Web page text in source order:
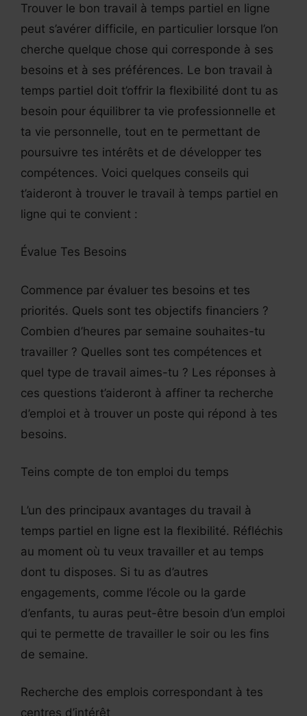
Trouver le bon travail à temps partiel en ligne
peut s’avérer difficile, en particulier lorsque l’on
cherche quelque chose qui corresponde à ses
besoins et à ses préférences. Le bon travail à
temps partiel doit t’offrir la flexibilité dont tu as
besoin pour équilibrer ta vie professionnelle et
ta vie personnelle, tout en te permettant de
poursuivre tes intérêts et de développer tes
compétences. Voici quelques conseils qui
t’aideront à trouver le travail à temps partiel en
ligne qui te convient :
Évalue Tes Besoins
Commence par évaluer tes besoins et tes
priorités. Quels sont tes objectifs financiers ?
Combien d’heures par semaine souhaites-tu
travailler ? Quelles sont tes compétences et
quel type de travail aimes-tu ? Les réponses à
ces questions t’aideront à affiner ta recherche
d’emploi et à trouver un poste qui répond à tes
besoins.
Teins compte de ton emploi du temps
L’un des principaux avantages du travail à
temps partiel en ligne est la flexibilité. Réfléchis
au moment où tu veux travailler et au temps
dont tu disposes. Si tu as d’autres
engagements, comme l’école ou la garde
d’enfants, tu auras peut-être besoin d’un emploi
qui te permette de travailler le soir ou les fins
de semaine.
Recherche des emplois correspondant à tes
centres d’intérêt